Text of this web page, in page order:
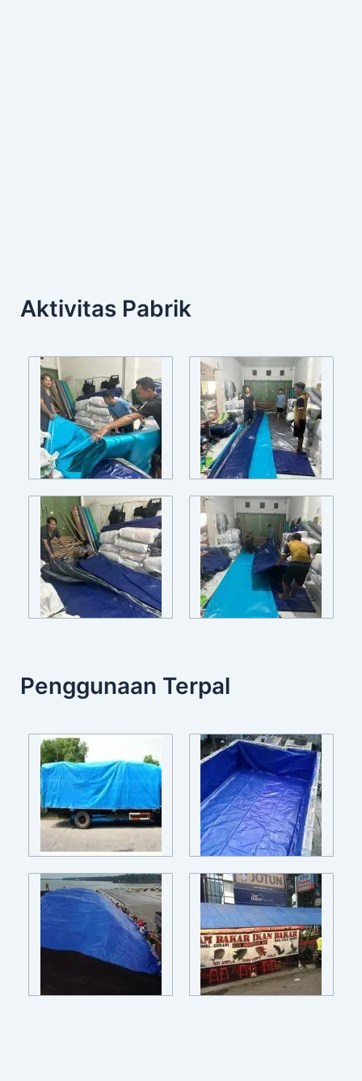
Aktivitas Pabrik
Penggunaan Terpal